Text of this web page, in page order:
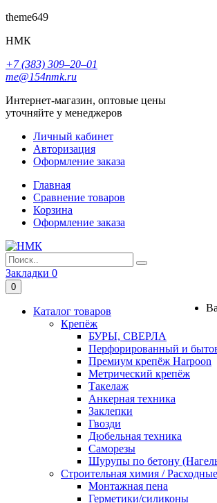
theme649
НМК
+7 (383) 309‒20‒01
me@154nmk.ru
Интернет-магазин, оптовые цены
уточняйте у менеджеров
Личный кабинет
Авторизация
Оформление заказа
Главная
Сравнение товаров
Корзина
Оформление заказа
Закладки 0
0
Каталог товаров
Крепёж
БУРЫ, СВЕРЛА
Перфорированный и
Премиум крепёж Harpoon
Метрический крепёж
Такелаж
Анкерная техника
Заклепки
Гвозди
Дюбельная техника
Саморезы
Шурупы по бетону
Строительная химия /
Монтажная пена
Герметики/силиконы